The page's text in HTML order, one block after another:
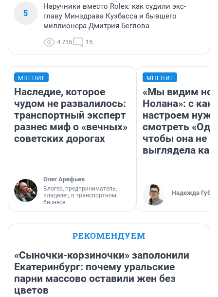
5
Наручники вместо Rolex: как судили экс-
главу Минздрава Кузбасса и бывшего
миллионера Дмитрия Беглова
4 715 15
МНЕНИЕ
Наследие, которое
чудом не развалилось:
транспортный эксперт
разнес миф о «вечных»
советских дорогах
Олег Арефьев
Блогер, предприниматель,
владелец в транспортном
бизнесе
МНЕНИЕ
«Мы видим
Нолана»: с
настроем
смотреть
чтобы она не
выглядела как
Надежда
РЕКОМЕНДУЕМ
«Сыночки-корзиночки» заполонили
Екатеринбург: почему уральские
парни массово оставили жен без
цветов